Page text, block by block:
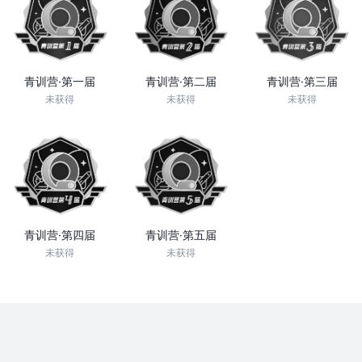
青训营·第一届
未获得
青训营·第二届
未获得
青训营·第三届
未获得
青训营·第四届
未获得
青训营·第五届
未获得